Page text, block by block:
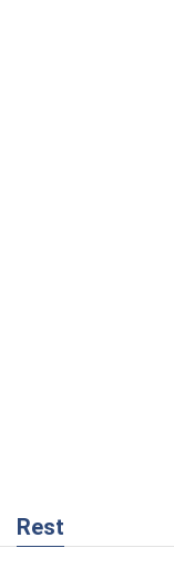
Rest